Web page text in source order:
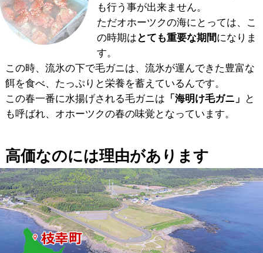
も行う事が出来ません。
ただオホーツクの海にとっては、こ
の時期は とても重要な期間になりま
す。
この時、流氷の下で毛ガニは、流氷が運んできた豊富な
餌を食べ、たっぷりと栄養を蓄えているんです。
この春一番に水揚げされる毛ガニは 「海明け毛ガニ」
と
も呼ばれ、オホーツクの春の味覚となっています。
高価なのには理由があります